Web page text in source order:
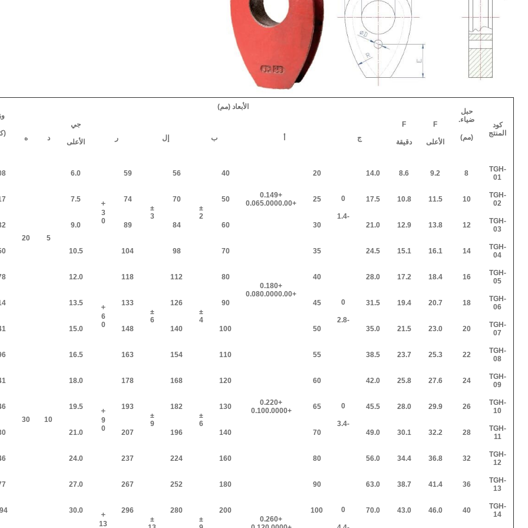
كود
المنتج
حبل
ضياء.
(مم)
الأبعاد (مم)
F
الأعلى
F
دقيقة ج أ ب إل ر
جي
الأعلى د ه
TGH-
01
8
9.2
8.6
14.0
0
-1.4
20
+0.149
+0.065.0000.00
40
±
2
56
±
3
59
＋
3
0
6.0
5
20
TGH-
02
10
11.5
10.8
17.5
25
50
70
74
7.5
TGH-
03
12
13.8
12.9
21.0
30
60
84
89
9.0
TGH-
04
14
16.1
15.1
24.5
35
+0.180
+0.080.0000.00
70
98
104
10.5
TGH-
05
16
18.4
17.2
28.0
0
-2.8
40
80
±
4
112
±
6
118
＋
6
0
12.0
TGH-
06
18
20.7
19.4
31.5
45
90
126
133
13.5
TGH-
07
20
23.0
21.5
35.0
50
100
140
148
15.0
10
30
TGH-
08
22
25.3
23.7
38.5
55
+0.220
+0.100.0000
110
154
163
16.5
TGH-
09
24
27.6
25.8
42.0
0
-3.4
60
120
±
6
168
±
9
178
＋
9
0
18.0
TGH-
10
26
29.9
28.0
45.5
65
130
182
193
19.5
TGH-
11
28
32.2
30.1
49.0
70
140
196
207
21.0
TGH-
12
32
36.8
34.4
56.0
80
160
224
237
24.0
TGH-
13
36
41.4
38.7
63.0
0
90
+0.260
180
±
252
±
267
＋
13
27.0
TGH-
14
40
46.0
43.0
70.0
100
200
280
296
30.0